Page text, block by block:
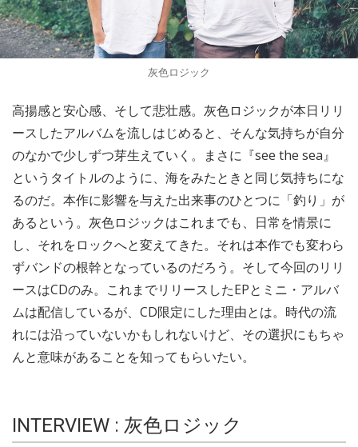
灰色ロジック
高揚感と安心感、そして悲壮感。灰色ロジックが本日リリ
ースしたアルバムを流しはじめると、そんな気持ちが自分
のなかで少しずつ芽生えていく。まさに『see the sea』
というタイトルのように、海をみたときと同じ気持ちにな
るのだ。本作に影響を与えた出来事のひとつに「釣り」が
あるという。灰色ロジックはこれまでも、日常を情景に
し、それをロックへと変えてきた。それは本作でも変わら
ずバンドの根幹となっているのだろう。そして今回のリリ
ースはCDのみ。これまでリリースしたEPとミニ・アルバ
ムは配信しているが、CD限定にした理由とは。時代の流
れには沿っていないかもしれないけど、その選択にもちゃ
んと意味があることを知ってもらいたい。
INTERVIEW : 灰色ロジック